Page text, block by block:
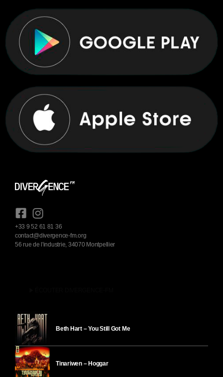
+33 9 52 61 81 36
contact@divergence-fm.org
56 rue de l'industrie, 34070 Montpellier
Beth Hart – You Still Got Me
Tinariwen – Hoggar